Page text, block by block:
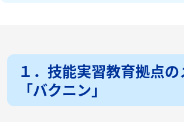
１．技能実習教育拠点の
「バクニン」